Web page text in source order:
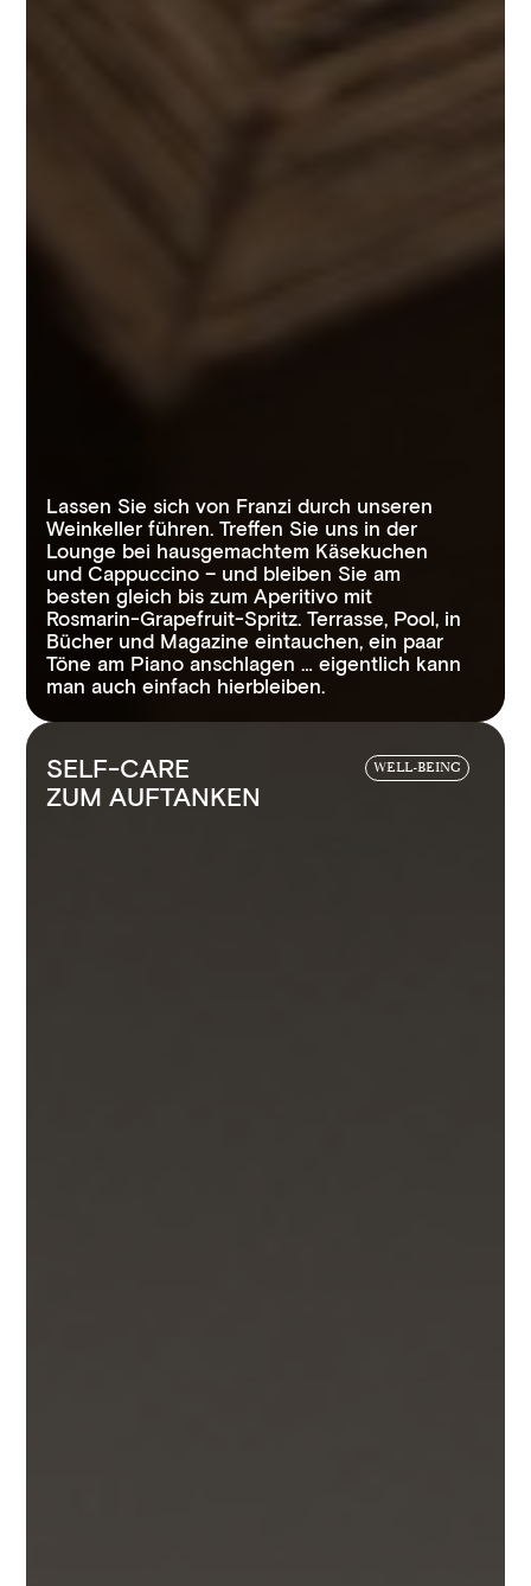
Lassen Sie sich von Franzi durch unseren
Weinkeller führen. Treffen Sie uns in der
Lounge bei hausgemachtem Käsekuchen
und Cappuccino – und bleiben Sie am
besten gleich bis zum Aperitivo mit
Rosmarin-Grapefruit-Spritz. Terrasse, Pool, in
Bücher und Magazine eintauchen, ein paar
Töne am Piano anschlagen … eigentlich kann
man auch einfach hierbleiben.
SELF-CARE
ZUM AUFTANKEN
WELL-BEING